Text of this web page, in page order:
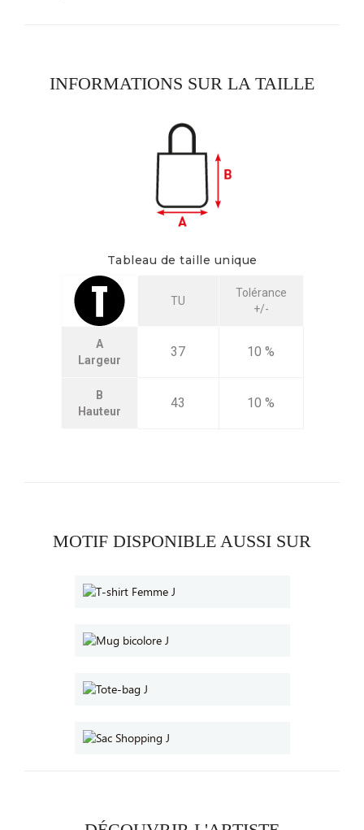
INFORMATIONS SUR LA TAILLE
Tableau de taille unique
TU
Tolérance
+/-
A
Largeur
37 10 %
B
Hauteur
43 10 %
MOTIF DISPONIBLE AUSSI SUR